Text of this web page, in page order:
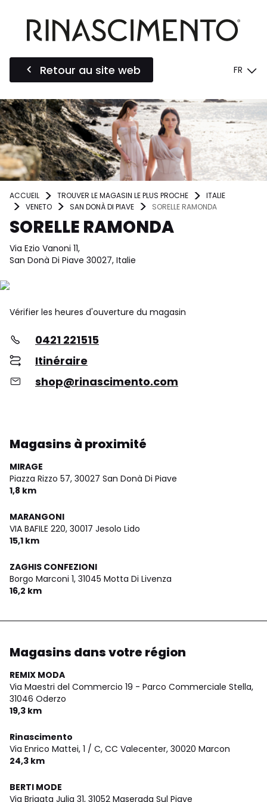
Retour au site web FR
ACCUEIL TROUVER LE MAGASIN LE PLUS PROCHE
ITALIE
VENETO
SAN DONÀ DI PIAVE SORELLE RAMONDA
SORELLE RAMONDA
Via Ezio Vanoni 11,
San Donà Di Piave 30027, Italie
Vérifier les heures d'ouverture du magasin
0421 221515
Itinéraire
shop@rinascimento.com
Magasins à proximité
MIRAGE
Piazza Rizzo 57, 30027 San Donà Di Piave
1,8 km
MARANGONI
VIA BAFILE 220, 30017 Jesolo Lido
15,1 km
ZAGHIS CONFEZIONI
Borgo Marconi 1, 31045 Motta Di Livenza
16,2 km
Magasins dans votre région
REMIX MODA
Via Maestri del Commercio 19 - Parco Commerciale Stella,
31046 Oderzo
19,3 km
Rinascimento
Via Enrico Mattei, 1 / C, CC Valecenter, 30020 Marcon
24,3 km
BERTI MODE
Via Brigata Julia 31, 31052 Maserada Sul Piave